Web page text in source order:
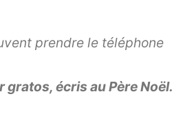
prendre le téléphone
gratos, écris au Père Noël.